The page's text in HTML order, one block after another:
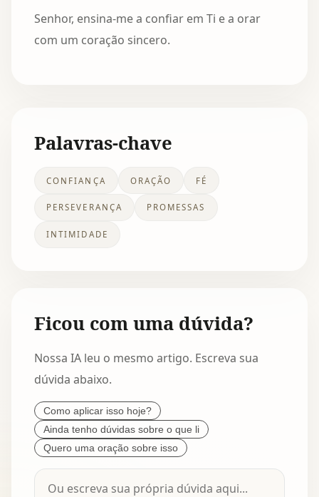
Senhor, ensina-me a confiar em Ti e a orar
com um coração sincero.
Palavras-chave
CONFIANÇA ORAÇÃO FÉ
PERSEVERANÇA PROMESSAS
INTIMIDADE
Ficou com uma dúvida?
Nossa IA leu o mesmo artigo. Escreva sua
dúvida abaixo.
Como aplicar isso hoje?
Ainda tenho dúvidas sobre o que li
Quero uma oração sobre isso